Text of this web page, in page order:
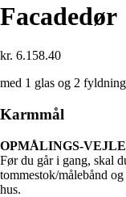
Facadedør
kr. 6.158.40
med 1 glas og 2
Karmmål
OPMÅLINGS-
Før du går i gang, skal
tommestok/målebånd
hus.